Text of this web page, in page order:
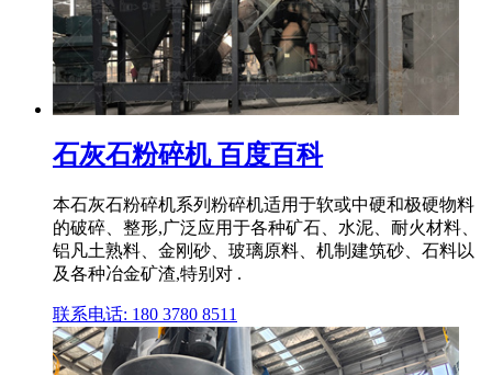
石灰石粉碎机 百度百科
本石灰石粉碎机系列粉碎机适用于软或中硬和极硬物料
的破碎、整形,广泛应用于各种矿石、水泥、耐火材料、
铝凡土熟料、金刚砂、玻璃原料、机制建筑砂、石料以
及各种冶金矿渣,特别对 .
联系电话: 180 3780 8511